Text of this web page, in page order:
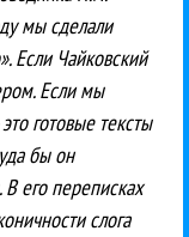
мы сделали
Если Чайковский
Если мы
готовые тексты
бы он
В его переписках
слога